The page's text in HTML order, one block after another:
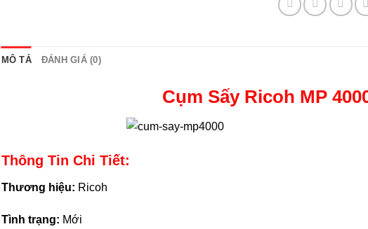
MÔ TẢ ĐÁNH GIÁ (0)
Cụm Sấy Ricoh MP
Thông Tin Chi Tiết:
Thương hiệu: Ricoh
Tình trạng: Mới